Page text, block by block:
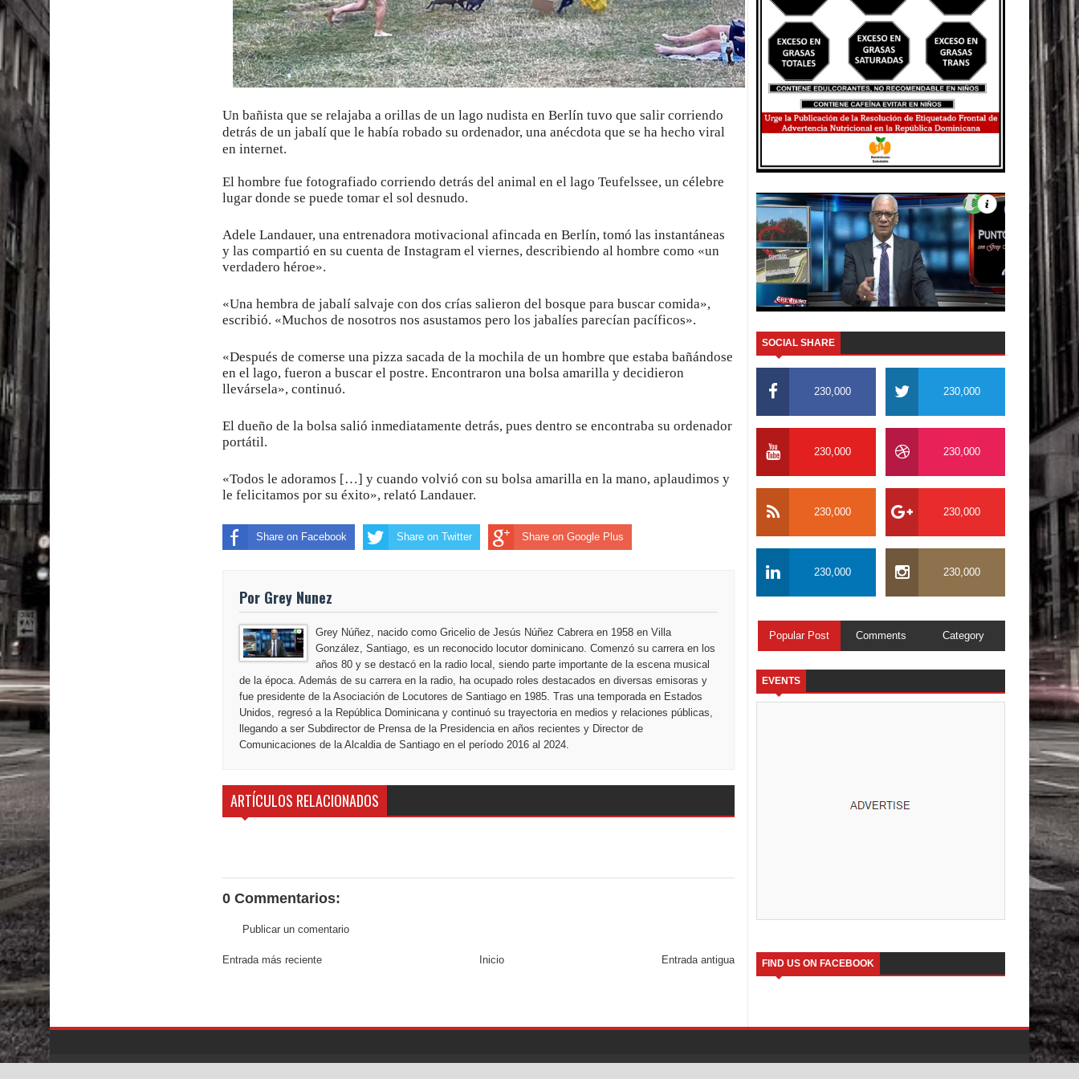
El PRM tendrá desde el próximo domingo una dirección de hombres
Un bañista que se relajaba a orillas de un lago nudista en Berlín tuvo que salir corriendo
detrás de un jabalí que le había robado su ordenador, una anécdota que se ha hecho viral
en internet.
El hombre fue fotografiado corriendo detrás del animal en el lago Teufelssee, un célebre
lugar donde se puede tomar el sol desnudo.
Adele Landauer, una entrenadora motivacional afincada en Berlín, tomó las instantáneas
y las compartió en su cuenta de Instagram el viernes, describiendo al hombre como «un
verdadero héroe».
«Una hembra de jabalí salvaje con dos crías salieron del bosque para buscar comida»,
escribió. «Muchos de nosotros nos asustamos pero los jabalíes parecían pacíficos».
«Después de comerse una pizza sacada de la mochila de un hombre que estaba bañándose
en el lago, fueron a buscar el postre. Encontraron una bolsa amarilla y decidieron
llevársela», continuó.
El dueño de la bolsa salió inmediatamente detrás, pues dentro se encontraba su ordenador
portátil.
«Todos le adoramos […] y cuando volvió con su bolsa amarilla en la mano, aplaudimos y
le felicitamos por su éxito», relató Landauer.
Share on Facebook Share on Twitter Share on Google Plus
Por Grey Nunez
Grey Núñez, nacido como Gricelio de Jesús Núñez Cabrera en 1958 en Villa
González, Santiago, es un reconocido locutor dominicano. Comenzó su carrera en los
años 80 y se destacó en la radio local, siendo parte importante de la escena musical
de la época. Además de su carrera en la radio, ha ocupado roles destacados en diversas emisoras y
fue presidente de la Asociación de Locutores de Santiago en 1985. Tras una temporada en Estados
Unidos, regresó a la República Dominicana y continuó su trayectoria en medios y relaciones públicas,
llegando a ser Subdirector de Prensa de la Presidencia en años recientes y Director de
Comunicaciones de la Alcaldia de Santiago en el período 2016 al 2024.
ARTÍCULOS RELACIONADOS
0 Commentarios:
Publicar un comentario
Entrada más reciente Entrada antigua
Inicio
SOCIAL SHARE
230,000 230,000
230,000 230,000
230,000 230,000
230,000 230,000
Popular Post Comments Category
EVENTS
FIND US ON FACEBOOK